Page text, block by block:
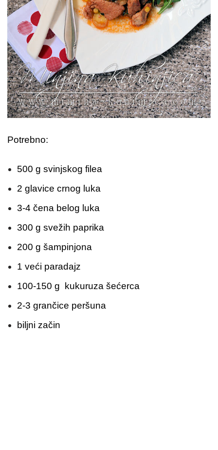
Potrebno:
500 g svinjskog filea
2 glavice crnog luka
3-4 čena belog luka
300 g svežih paprika
200 g šampinjona
1 veći paradajz
100-150 g kukuruza šećerca
2-3 grančice peršuna
biljni začin